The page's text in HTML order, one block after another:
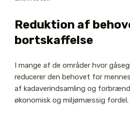
Reduktion af
bortskaffelse
I mange af de områder hvor
reducerer den behovet for
af kadaverindsamling og
økonomisk og miljømæssig fordel.